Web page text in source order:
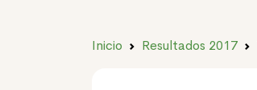
Inicio Resultados 2017